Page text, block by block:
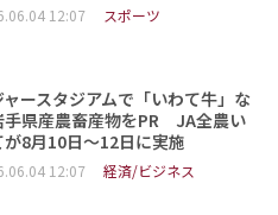
12:07 スポーツ
ャースタジアムで「いわて牛」な
手県産農畜産物をPR JA全農い
が8月10日～12日に実施
12:07 経済/ビジネス